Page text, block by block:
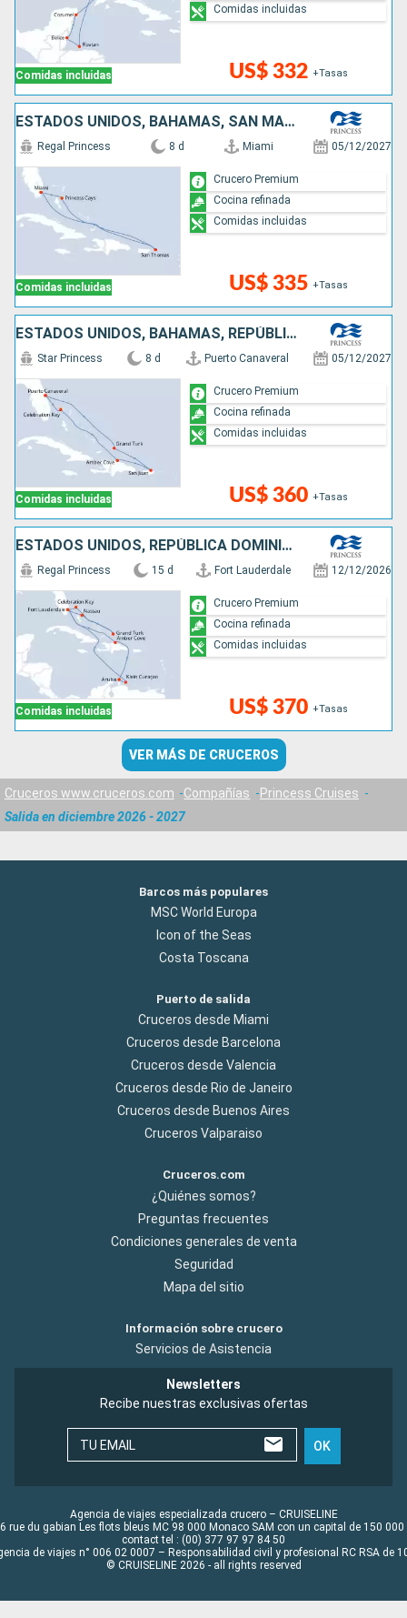
Comidas incluidas US$ 332 +Tasas
Comidas incluidas
ESTADOS UNIDOS, BAHAMAS, SAN MARTÍN
Comidas incluidas
Regal Princess 8 d Miami 05/12/2027
US$ 335 +Tasas
Crucero Premium
Cocina refinada
Comidas incluidas
ESTADOS UNIDOS, BAHAMAS, REPÚBLICA DOMINICANA, PUERTO RICO
Comidas incluidas
Star Princess 8 d Puerto Canaveral 05/12/2027
US$ 360 +Tasas
Crucero Premium
Cocina refinada
Comidas incluidas
ESTADOS UNIDOS, REPÚBLICA DOMINICANA, ARUBA, BAHAMAS
Comidas incluidas
Regal Princess 15 d Fort Lauderdale 12/12/2026
US$ 370 +Tasas
Crucero Premium
Cocina refinada
Comidas incluidas
VER MÁS DE CRUCEROS
Cruceros www.cruceros.com Compañías
Princess Cruises
Salida en diciembre 2026 - 2027
Barcos más populares
MSC World Europa
Icon of the Seas
Costa Toscana
Puerto de salida
Cruceros desde Miami
Cruceros desde Barcelona
Cruceros desde Valencia
Cruceros desde Rio de Janeiro
Cruceros desde Buenos Aires
Cruceros Valparaiso
Cruceros.com
¿Quiénes somos?
Preguntas frecuentes
Condiciones generales de venta
Seguridad
Mapa del sitio
Información sobre crucero
Servicios de Asistencia
Newsletters
Recibe nuestras exclusivas ofertas
TU EMAIL OK
Agencia de viajes especializada crucero – CRUISELINE
rue du gabian Les flots bleus MC 98 000 Monaco SAM con un capital de 150 000
contact tel : (00) 377 97 97 84 50
de viajes n° 006 02 0007 – Responsabilidad civil y profesional RC RSA de
© CRUISELINE 2026 - all rights reserved